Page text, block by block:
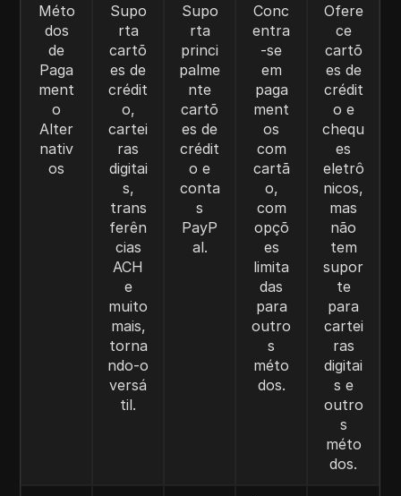
Méto
dos
de
Paga
ment
o
Alter
nativ
os
Supo
rta
cartõ
es de
crédit
o,
cartei
ras
digitai
s,
trans
ferên
cias
ACH
e
muito
mais,
torna
ndo-o
versá
til.
Supo
rta
princi
palme
nte
cartõ
es de
crédit
o e
conta
s
PayP
al.
Conc
entra
-se
em
paga
ment
os
com
cartã
o,
com
opçõ
es
limita
das
para
outro
s
méto
dos.
Ofere
ce
cartõ
es de
crédit
o e
chequ
es
eletrô
nicos,
mas
não
tem
supor
te
para
cartei
ras
digitai
s e
outro
s
méto
dos.